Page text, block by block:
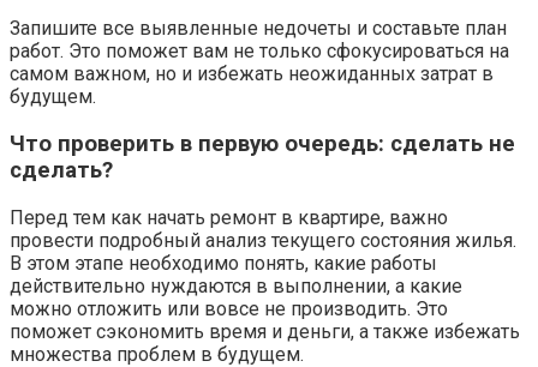
Запишите все выявленные недочеты и составьте план
работ. Это поможет вам не только сфокусироваться на
самом важном, но и избежать неожиданных затрат в
будущем.
Что проверить в первую очередь: сделать не
сделать?
Перед тем как начать ремонт в квартире, важно
провести подробный анализ текущего состояния жилья.
В этом этапе необходимо понять, какие работы
действительно нуждаются в выполнении, а какие
можно отложить или вовсе не производить. Это
поможет сэкономить время и деньги, а также избежать
множества проблем в будущем.